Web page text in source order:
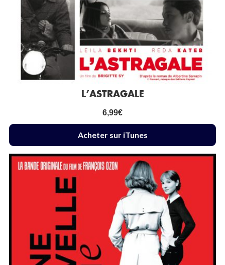
L’ASTRAGALE
6,99€
Acheter sur iTunes